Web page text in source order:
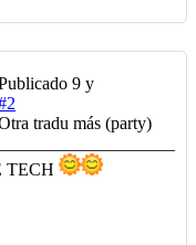
9 y
tradu más (party)
TECH